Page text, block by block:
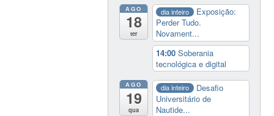
AGO
18
ter
dia inteiro
Exposição:
Perder Tudo.
Novament...
14:00Soberania
tecnológica e digital
AGO
19
qua
dia inteiro
Desafio
Universitário de
Nautide...